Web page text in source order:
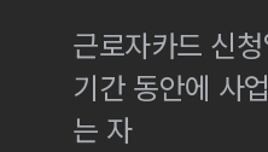
근로자카드 신
기간 동안에 사
는 자